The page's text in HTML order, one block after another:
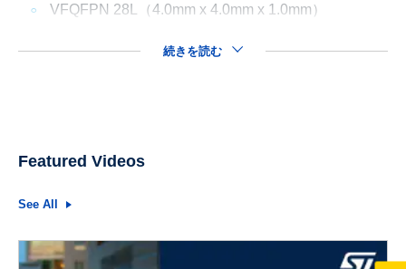
VFQFPN 28L（4.0mm x 4.0mm x 1.0mm）
続きを読む
Featured Videos
See All